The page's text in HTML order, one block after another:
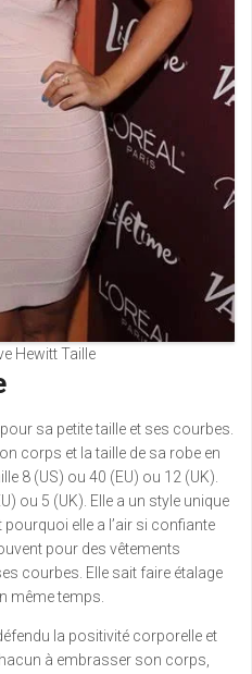
Hewitt Taille
sa petite taille et ses courbes.
corps et la taille de sa robe en
8 (US) ou 40 (EU) ou 12 (UK).
ou 5 (UK). Elle a un style unique
elle a l’air si confiante
pour des vêtements
courbes. Elle sait faire étalage
même temps.
la positivité corporelle et
à embrasser son corps,